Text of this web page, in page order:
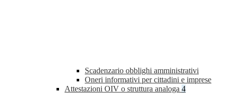
Scadenzario obblighi amministrativi
Oneri informativi per cittadini e imprese
Attestazioni OIV o struttura analoga 4